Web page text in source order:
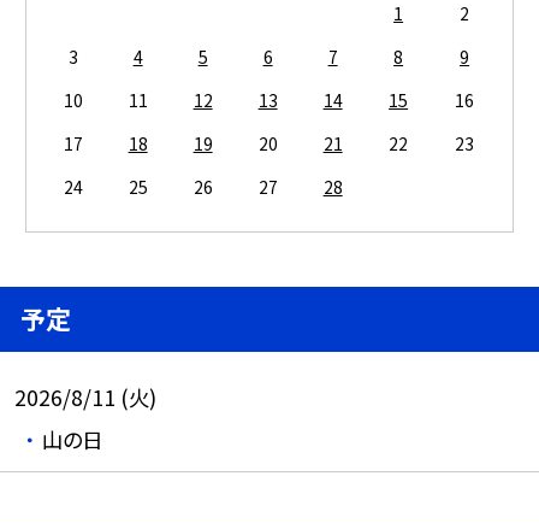
1
2
3
4 5 6 7 8
9
10
11 12 13 14 15
16
17
18 19 20 21 22
23
24
25 26 27 28
予定
2026/8/11 (火)
山の日